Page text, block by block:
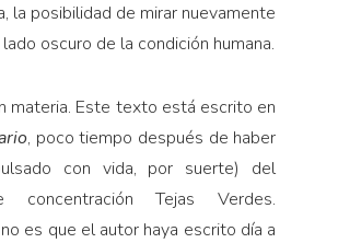
la posibilidad de mirar nuevamente
oscuro de la condición humana.
materia. Este texto está escrito en
, poco tiempo después de haber
con vida, por suerte) del
concentración Tejas Verdes.
es que el autor haya escrito día a